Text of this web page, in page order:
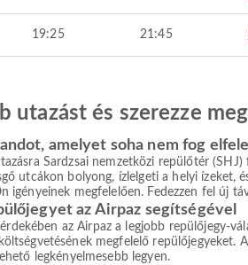
19:25 21:45
utazást és szerezze
amelyet soha nem fog
Sardzsai nemzetközi repülőtér
utcákon bolyong, ízlelgeti a helyi ízeket,
igényeinek megfelelően. Fedezzen fel új
az Airpaz segítségével
az Airpaz a legjobb repülőjegy-
megfelelő
legkényelmesebb legyen.